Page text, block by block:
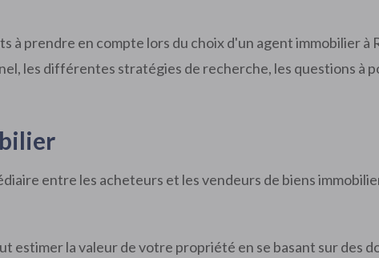
prendre en compte lors du choix d'un agent immobilier à
les différentes stratégies de recherche, les questions à
entre les acheteurs et les vendeurs de biens
estimer la valeur de votre propriété en se basant sur des